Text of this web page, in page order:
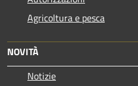
Agricoltura e pesca
NOVITÀ
Notizie